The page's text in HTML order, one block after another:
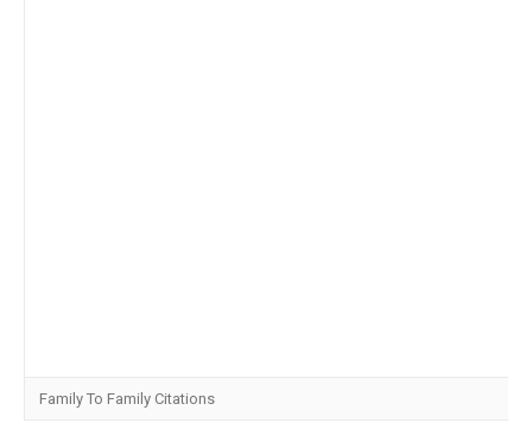
Family To Family Citations